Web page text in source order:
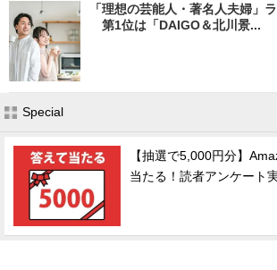
「理想の芸能人・著名人夫婦」
第1位は「DAIGO＆北川景...
Special
【抽選で5,000円分】
当たる！読者アンケート